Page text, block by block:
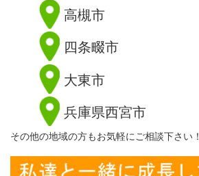
高槻市
四条畷市
大東市
兵庫県西宮市
その他の地域の方もお気軽にご相談下さい！